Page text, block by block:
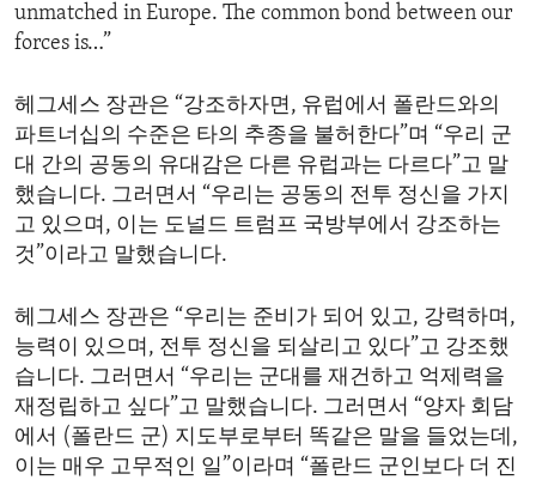
unmatched in Europe. The common bond between our
forces is…”
헤그세스 장관은 “강조하자면, 유럽에서 폴란드와의
파트너십의 수준은 타의 추종을 불허한다”며 “우리 군
대 간의 공동의 유대감은 다른 유럽과는 다르다”고 말
했습니다. 그러면서 “우리는 공동의 전투 정신을 가지
고 있으며, 이는 도널드 트럼프 국방부에서 강조하는
것”이라고 말했습니다.
헤그세스 장관은 “우리는 준비가 되어 있고, 강력하며,
능력이 있으며, 전투 정신을 되살리고 있다”고 강조했
습니다. 그러면서 “우리는 군대를 재건하고 억제력을
재정립하고 싶다”고 말했습니다. 그러면서 “양자 회담
에서 (폴란드 군) 지도부로부터 똑같은 말을 들었는데,
이는 매우 고무적인 일”이라며 “폴란드 군인보다 더 진